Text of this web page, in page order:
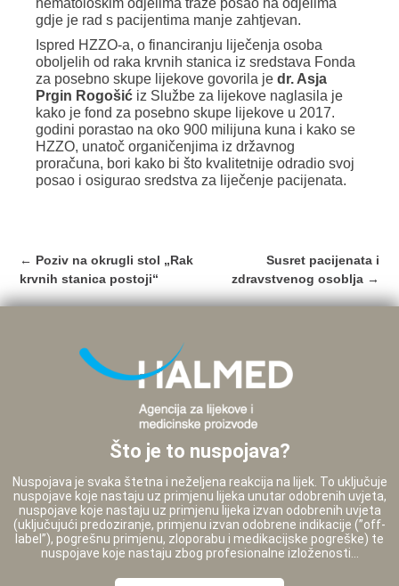
gdje je rad s pacijentima manje zahtjevan.
Ispred HZZO-a, o financiranju liječenja osoba
oboljelih od raka krvnih stanica iz sredstava Fonda
za posebno skupe lijekove govorila je dr. Asja
Prgin Rogošić iz Službe za lijekove naglasila je
kako je fond za posebno skupe lijekove u 2017.
godini porastao na oko 900 milijuna kuna i kako se
HZZO, unatoč organičenjima iz državnog
proračuna, bori kako bi što kvalitetnije odradio svoj
posao i osigurao sredstva za liječenje pacijenata.
Post
navigation
← Poziv na okrugli stol „Rak
krvnih stanica postoji“
Susret pacijenata i
zdravstvenog osoblja →
Što je to nuspojava?
Nuspojava je svaka štetna i neželjena reakcija na lijek. To uključuje
nuspojave koje nastaju uz primjenu lijeka unutar odobrenih uvjeta,
nuspojave koje nastaju uz primjenu lijeka izvan odobrenih uvjeta
(uključujući predoziranje, primjenu izvan odobrene indikacije (”off-
label”), pogrešnu primjenu, zloporabu i medikacijske pogreške) te
nuspojave koje nastaju zbog profesionalne izloženosti...